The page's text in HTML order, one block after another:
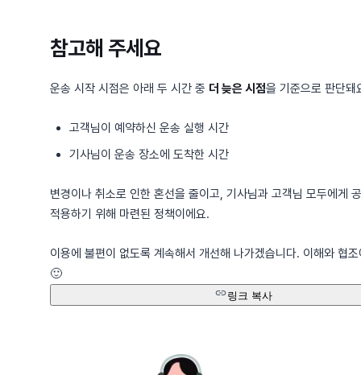
참고해 주세요
운송 시작 시점은 아래 두 시간 중 더 늦은 시점을 기준으로 판단돼
고객님이 예약하신 운송 실행 시간
기사님이 운송 장소에 도착한 시간
변경이나 취소로 인한 혼선을 줄이고, 기사님과 고객님 모두에게
적용하기 위해 마련된 정책이에요.
이용에 불편이 없도록 계속해서 개선해 나가겠습니다. 이해와 협
🙂
링크 복사